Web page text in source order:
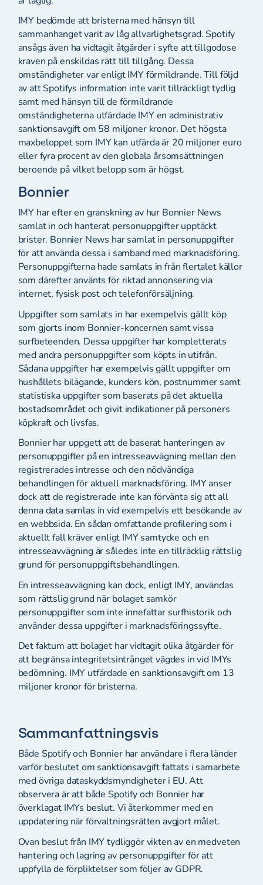
IMY bedömde att bristerna med hänsyn till
sammanhanget varit av låg allvarlighetsgrad. Spotify
ansågs även ha vidtagit åtgärder i syfte att tillgodose
kraven på enskildas rätt till tillgång. Dessa
omständigheter var enligt IMY förmildrande. Till följd
av att Spotifys information inte varit tillräckligt tydlig
samt med hänsyn till de förmildrande
omständigheterna utfärdade IMY en administrativ
sanktionsavgift om 58 miljoner kronor. Det högsta
maxbeloppet som IMY kan utfärda är 20 miljoner euro
eller fyra procent av den globala årsomsättningen
beroende på vilket belopp som är högst.
Bonnier
IMY har efter en granskning av hur Bonnier News
samlat in och hanterat personuppgifter upptäckt
brister. Bonnier News har samlat in personuppgifter
för att använda dessa i samband med marknadsföring.
Personuppgifterna hade samlats in från flertalet källor
som därefter använts för riktad annonsering via
internet, fysisk post och telefonförsäljning.
Uppgifter som samlats in har exempelvis gällt köp
som gjorts inom Bonnier-koncernen samt vissa
surfbeteenden. Dessa uppgifter har kompletterats
med andra personuppgifter som köpts in utifrån.
Sådana uppgifter har exempelvis gällt uppgifter om
hushållets bilägande, kunders kön, postnummer samt
statistiska uppgifter som baserats på det aktuella
bostadsområdet och givit indikationer på personers
köpkraft och livsfas.
Bonnier har uppgett att de baserat hanteringen av
personuppgifter på en intresseavvägning mellan den
registrerades intresse och den nödvändiga
behandlingen för aktuell marknadsföring. IMY anser
dock att de registrerade inte kan förvänta sig att all
denna data samlas in vid exempelvis ett besökande av
en webbsida. En sådan omfattande profilering som i
aktuellt fall kräver enligt IMY samtycke och en
intresseavvägning är således inte en tillräcklig rättslig
grund för personuppgiftsbehandlingen.
En intresseavvägning kan dock, enligt IMY, användas
som rättslig grund när bolaget samkör
personuppgifter som inte innefattar surfhistorik och
använder dessa uppgifter i marknadsföringssyfte.
Det faktum att bolaget har vidtagit olika åtgärder för
att begränsa integritetsintrånget vägdes in vid IMYs
bedömning. IMY utfärdade en sanktionsavgift om 13
miljoner kronor för bristerna.
Sammanfattningsvis
Både Spotify och Bonnier har användare i flera länder
varför beslutet om sanktionsavgift fattats i samarbete
med övriga dataskyddsmyndigheter i EU. Att
observera är att både Spotify och Bonnier har
överklagat IMYs beslut. Vi återkommer med en
uppdatering när förvaltningsrätten avgjort målet.
Ovan beslut från IMY tydliggör vikten av en medveten
hantering och lagring av personuppgifter för att
uppfylla de förpliktelser som följer av GDPR.